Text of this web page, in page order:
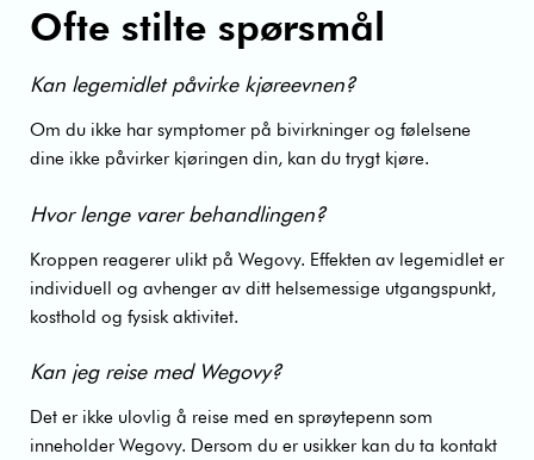
Ofte stilte spørsmål
Kan legemidlet påvirke kjøreevnen?
Om du ikke har symptomer på bivirkninger og følelsene
dine ikke påvirker kjøringen din, kan du trygt kjøre.
Hvor lenge varer behandlingen?
Kroppen reagerer ulikt på Wegovy. Effekten av legemidlet er
individuell og avhenger av ditt helsemessige utgangspunkt,
kosthold og fysisk aktivitet.
Kan jeg reise med Wegovy?
Det er ikke ulovlig å reise med en sprøytepenn som
inneholder Wegovy. Dersom du er usikker kan du ta kontakt